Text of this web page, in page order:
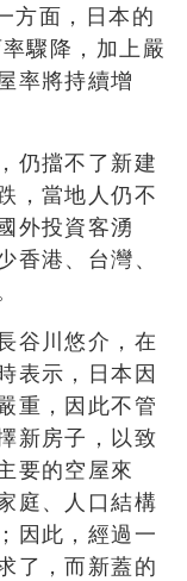
方面，日本的
驟降，加上嚴
率將持續增
仍擋不了新建
，當地人仍不
外投資客湧
香港、台灣、
谷川悠介，在
表示，日本因
重，因此不管
新房子，以致
要的空屋來
庭、人口結構
因此，經過一
了，而新蓋的